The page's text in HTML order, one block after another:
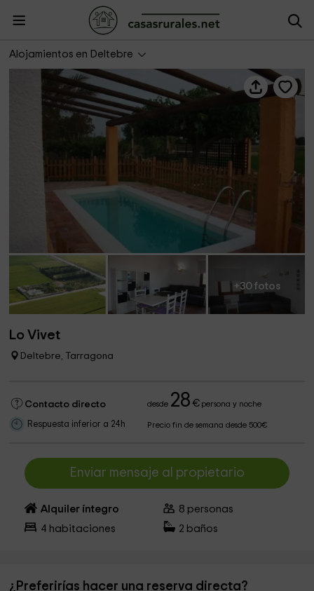
Alojamientos en Deltebre
+30 fotos
Lo Vivet
Deltebre, Tarragona
Contacto directo desde 28 €persona y noche
Respuesta inferior a 24h Precio fin de semana desde 500€
Enviar mensaje al propietario
Alquiler íntegro 8 personas
4 habitaciones 2 baños
¿Preferirías hacer una reserva directa?